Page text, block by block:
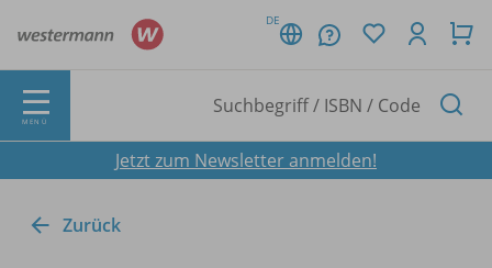
DE
MENÜ
Jetzt zum Newsletter anmelden!
Zurück